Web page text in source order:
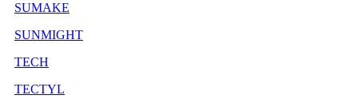
SUMAKE
SUNMIGHT
TECH
TECTYL